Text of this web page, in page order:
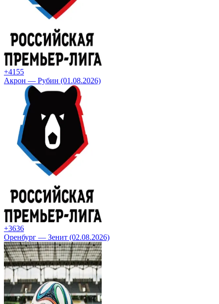
+41 55
Акрон — Рубин (01.08.2026)
+3636
Оренбург — Зенит (02.08.2026)